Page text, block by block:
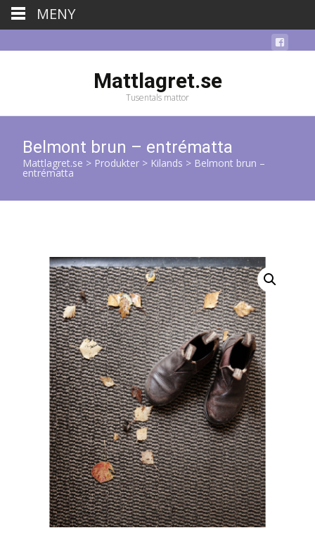
Mattlagret.se
Tusentals mattor
Belmont brun – entrématta
Mattlagret.se > Produkter > Kilands > Belmont brun –
entrématta
MENY